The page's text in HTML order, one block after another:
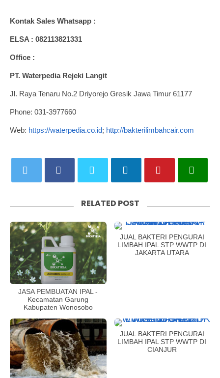
Kontak Sales Whatsapp :
ELSA : 082113821331
Office :
PT. Waterpedia Rejeki Langit
Jl. Raya Tenaru No.2 Driyorejo Gresik Jawa Timur 61177
Phone: 031-3977660
Web: https://waterpedia.co.id; http://bakterilimbahcair.com
RELATED POST
JASA PEMBUATAN IPAL -
Kecamatan Garung
Kabupaten Wonosobo
JUAL BAKTERI PENGURAI
LIMBAH IPAL STP WWTP DI
JAKARTA UTARA
JUAL BAKTERI PENGURAI
LIMBAH IPAL STP WWTP DI
CIANJUR